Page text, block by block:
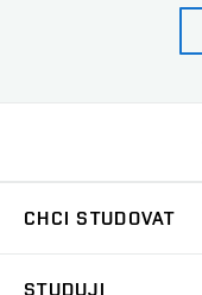
CHCI STUDOVAT
STUDUJI